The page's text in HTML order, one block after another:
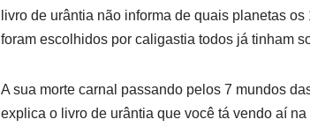
livro de urântia não informa de quais planetas
foram escolhidos por caligastia todos já tinham
A sua morte carnal passando pelos 7 mundos
explica o livro de urântia que você tá vendo aí